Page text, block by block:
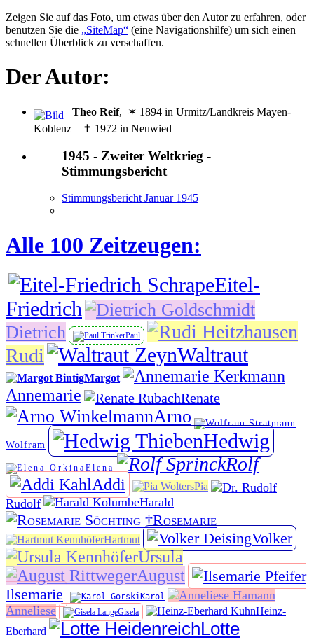
Zeigen Sie auf das Foto, um etwas über den Autor zu erfahren, oder
benutzen Sie die
SiteMap
(eine Navigationshilfe) um sich einen
schnellen Überblick zu verschaffen.
Der Autor:
Theo Reif, ✶ 1894 in Urmitz/Landkreis Mayen-
Koblenz – ✝ 1972 in Neuwied
1945 - Zweiter Weltkrieg -
Stimmungsbericht
Stimmungsbericht Januar 1945
Alle 100 Zeitzeugen:
Eitel-
Friedrich
Dietrich Paul
Rudi Waltraut
Margot
Annemarie Renate
Arno
Wolfram Hedwig
Elena Rolf
Addi Pia
Rudolf Harald
Rosemarie
Hartmut Volker
Ursula
August
Ilsemarie Karol
Anneliese Gisela
Heinz-
Eberhard
Lotte